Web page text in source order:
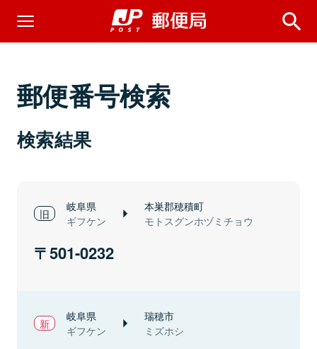
郵便番号検索
検索結果
岐阜県
ギフケン
本巣郡穂積町
モトスグンホヅミチョウ
501-0232
岐阜県
ギフケン
瑞穂市
ミズホシ